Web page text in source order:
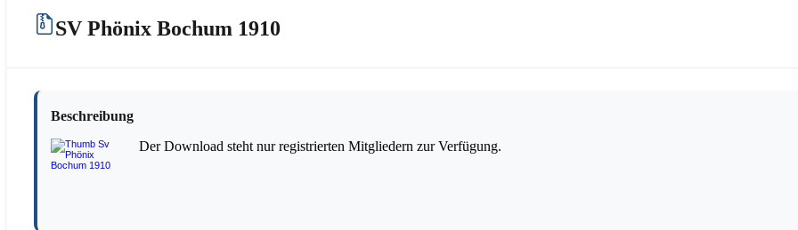
SV Phönix Bochum 1910
Beschreibung
Der Download steht nur registrierten Mitgliedern zur Verfügung.